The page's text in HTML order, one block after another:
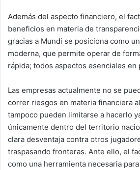
Además del aspecto financiero, el
beneficios en materia de
gracias a Mundi se posiciona como
moderna, que permite operar de
rápida; todos aspectos esenciales en
Las empresas actualmente no se
correr riesgos en materia financiera
tampoco pueden limitarse a hacerlo
únicamente dentro del territorio
clara desventaja contra otros
traspasando fronteras. Ante ello, el
como una herramienta necesaria